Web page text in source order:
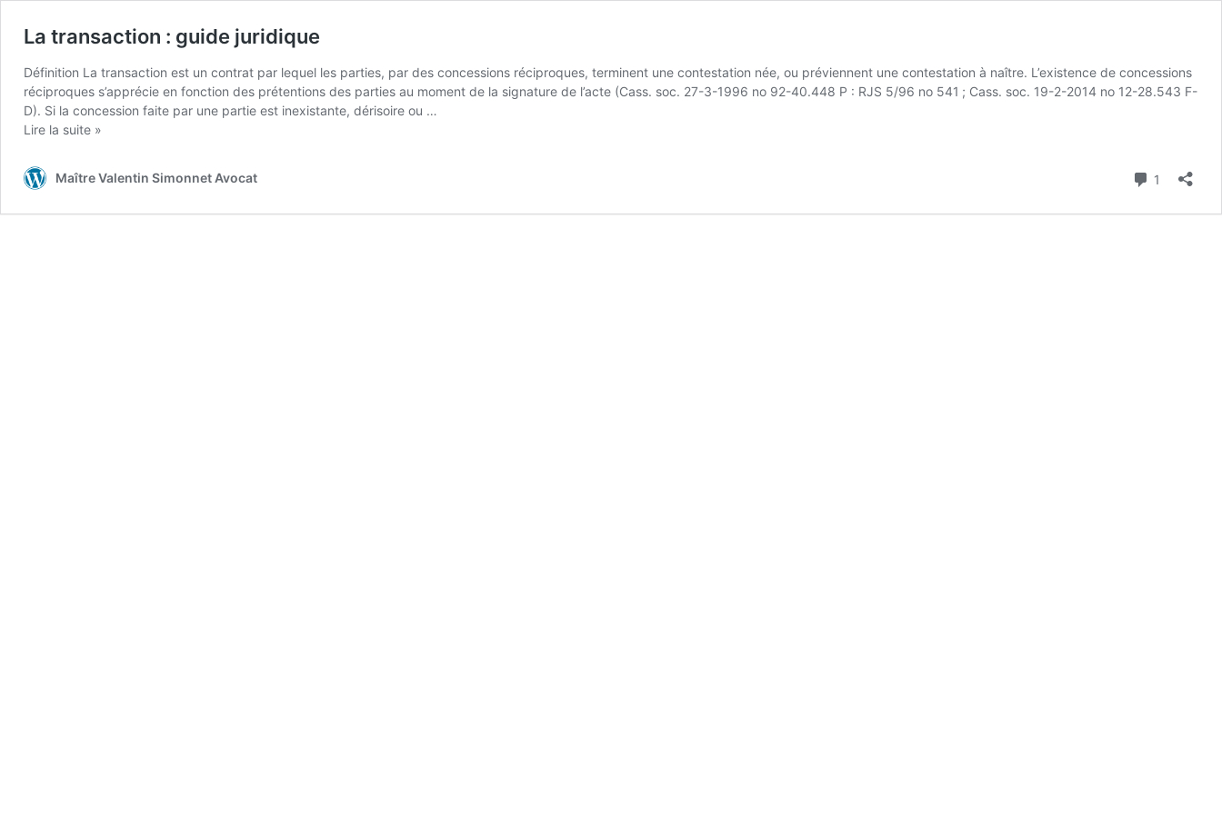
La transaction : guide juridique
Définition La transaction est un contrat par lequel les parties, par des concessions réciproques, terminent une contestation née, ou préviennent une contestation à naître. L’existence de concessions
réciproques s’apprécie en fonction des prétentions des parties au moment de la signature de l’acte (Cass. soc. 27-3-1996 no 92-40.448 P : RJS 5/96 no 541 ; Cass. soc. 19-2-2014 no 12-28.543 F-
D). Si la concession faite par une partie est inexistante, dérisoire ou …
La
guide
Lire la suite »
Maître Valentin Simonnet Avocat 1